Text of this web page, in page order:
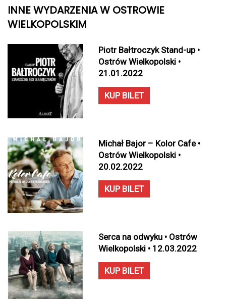
INNE WYDARZENIA W OSTROWIE
WIELKOPOLSKIM
Piotr Bałtroczyk Stand-up •
Ostrów Wielkopolski •
21.01.2022
KUP BILET
Michał Bajor – Kolor Cafe •
Ostrów Wielkopolski •
20.02.2022
KUP BILET
Serca na odwyku • Ostrów
Wielkopolski • 12.03.2022
KUP BILET